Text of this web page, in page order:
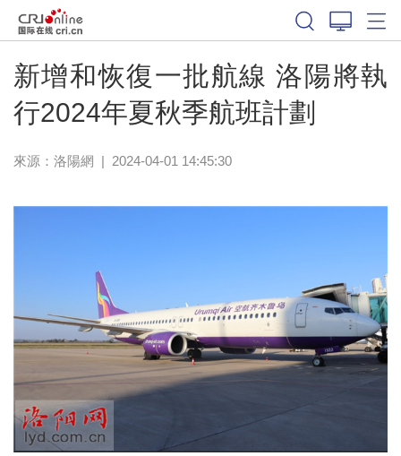
新增和恢復一批航線 洛陽將執
行2024年夏秋季航班計劃
來源： 洛陽網 | 2024-04-01 14:45:30